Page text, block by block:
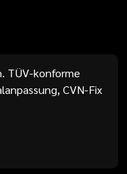
TÜV-konforme
CVN-Fix